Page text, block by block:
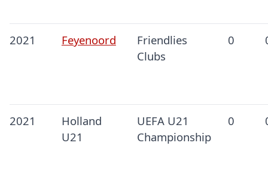
2021 Feyenoord
Friendlies
Clubs
0
2021
Holland
U21
UEFA U21
Championship
0